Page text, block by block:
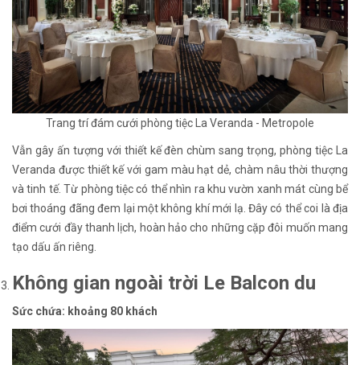
Trang trí đám cưới phòng tiệc La Veranda - Metropole
Vẫn gây ấn tượng với thiết kế đèn chùm sang trọng, phòng tiệc La
Veranda được thiết kế với gam màu hạt dẻ, chàm nâu thời thượng
và tinh tế. Từ phòng tiệc có thể nhìn ra khu vườn xanh mát cùng bể
bơi thoáng đãng đem lại một không khí mới lạ. Đây có thể coi là địa
điểm cưới đầy thanh lịch, hoàn hảo cho những cặp đôi muốn mang
tạo dấu ấn riêng.
Không gian ngoài trời Le Balcon du
Sức chứa: khoảng 80 khách